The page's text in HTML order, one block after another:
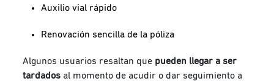
Auxilio vial rápido
Renovación sencilla de la póliza
Algunos usuarios resaltan que pueden llegar a ser
tardados al momento de acudir o dar seguimiento a